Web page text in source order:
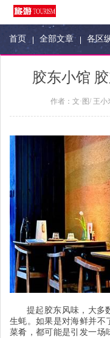
首页 全部文章 各区
胶东小馆
作者： 文·图/ 王小
提起胶东风味，大多
生蚝。如果是对海鲜并不
菜肴，都可能是引发一场